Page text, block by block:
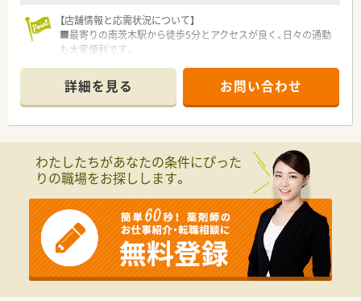
【店舗情報と応需状況について】
■最寄りの南茨木駅から徒歩5分とアクセスが良く、日々の通勤
も大変便利です。
は約70枚です。
■薬剤師は常勤2名とパート2名の体制で、常時2名から3名で業
務を行っています。
■大阪府と滋賀県において、地域に根差した調剤薬局を合計7店
舗展開しています。
■代表は従業員のことを第一に考える穏やかな人柄で、働きやす
■患者様本位の運営を心がけており、販売ノルマなどを設けてい
ないのが特徴です。
【求人情報について】
■ご経験やスキルを最大限に評価し、年収450万円から650万円
の範囲で優遇します。
■将来に備えて安心して長く働けるよう、年2回の賞与や退職金
詳細を見る お問い合わせ
わたしたちがあなたの条件にぴった
りの職場をお探しします。